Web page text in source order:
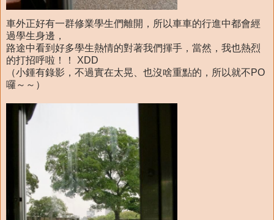
車外正好有一群修業學生們離開，所以車車的行進中都會經
過學生身邊，
路途中看到好多學生熱情的對著我們揮手，當然，我也熱烈
的打招呼啦！！ XDD
（小鍾有錄影，不過實在太晃、也沒啥重點的，所以就不PO
囉～～）